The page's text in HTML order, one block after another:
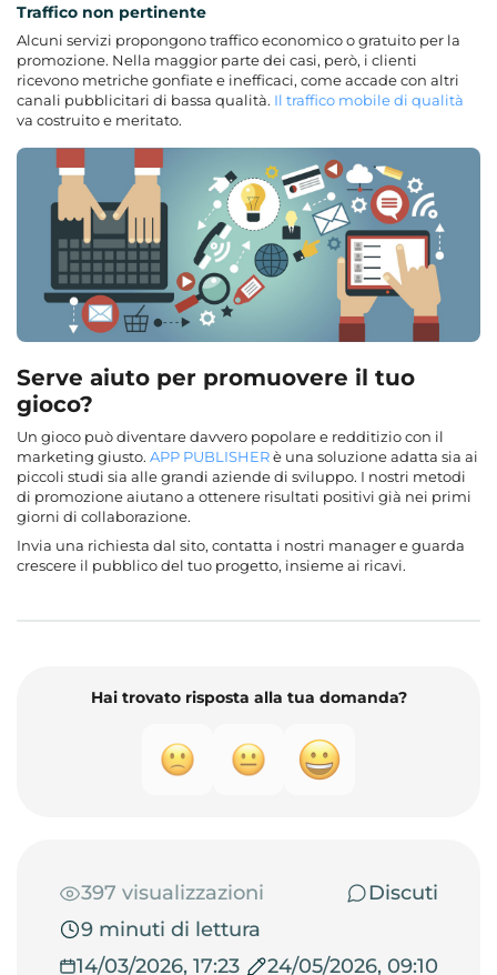
Traffico non pertinente
Alcuni servizi propongono traffico economico o gratuito per la
promozione. Nella maggior parte dei casi, però, i clienti
ricevono metriche gonfiate e inefficaci, come accade con altri
canali pubblicitari di bassa qualità. Il traffico mobile di qualità
va costruito e meritato.
Serve aiuto per promuovere il tuo
gioco?
Un gioco può diventare davvero popolare e redditizio con il
marketing giusto. APP PUBLISHERè una soluzione adatta sia ai
piccoli studi sia alle grandi aziende di sviluppo. I nostri metodi
di promozione aiutano a ottenere risultati positivi già nei primi
giorni di collaborazione.
Invia una richiesta dal sito, contatta i nostri manager e guarda
crescere il pubblico del tuo progetto, insieme ai ricavi.
Hai trovato risposta alla tua domanda?
397 visualizzazioni
Discuti
9 minuti di lettura
14/03/2026, 17:23
24/05/2026, 09:10